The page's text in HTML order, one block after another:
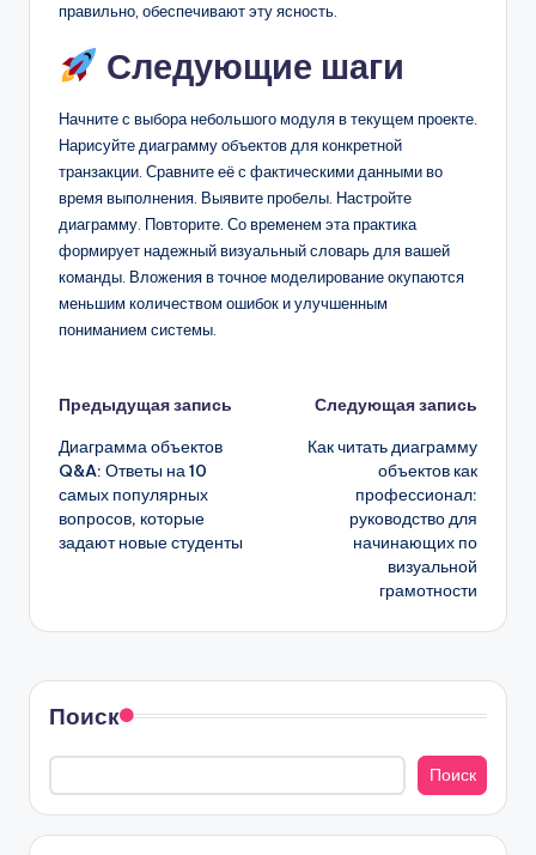
правильно, обеспечивают эту ясность.
Следующие шаги
Начните с выбора небольшого модуля в текущем проекте.
Нарисуйте диаграмму объектов для конкретной
транзакции. Сравните её с фактическими данными во
время выполнения. Выявите пробелы. Настройте
диаграмму. Повторите. Со временем эта практика
формирует надежный визуальный словарь для вашей
команды. Вложения в точное моделирование окупаются
меньшим количеством ошибок и улучшенным
пониманием системы.
Навигация
записи
Предыдущая запись
Диаграмма объектов
Q&A: Ответы на 10
самых популярных
вопросов, которые
задают новые студенты
Следующая запись
Как читать диаграмму
объектов как
профессионал:
руководство для
начинающих по
визуальной
грамотности
Поиск
Поиск